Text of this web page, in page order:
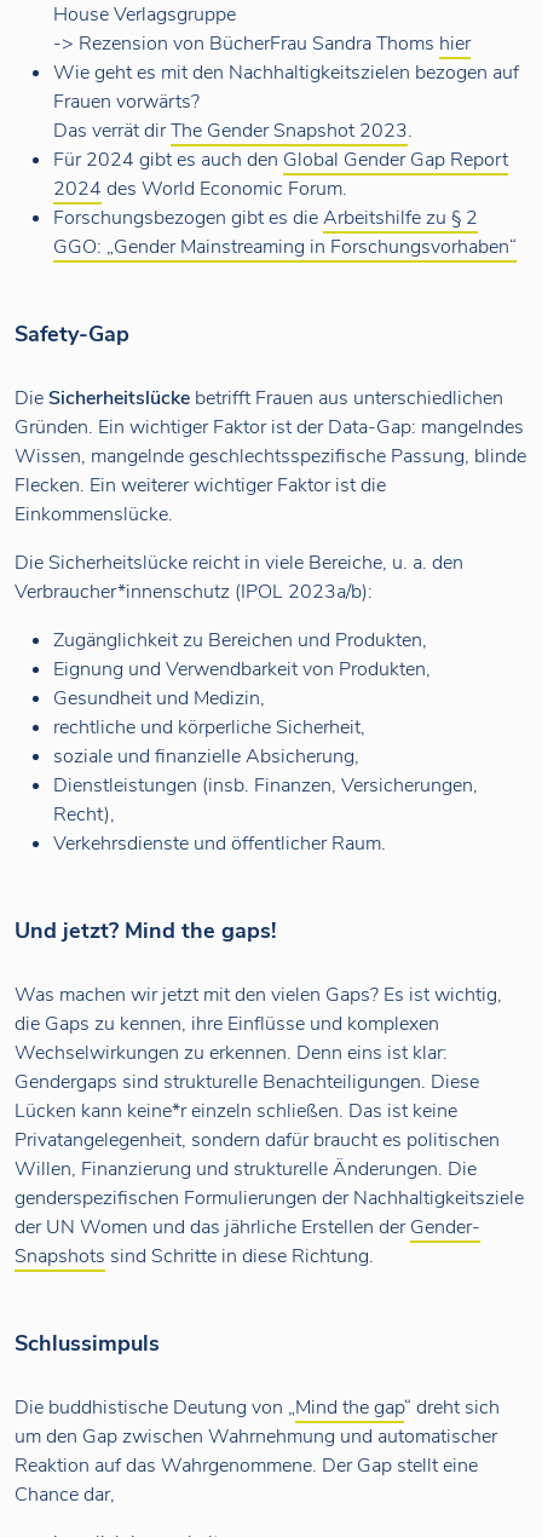
House Verlagsgruppe
-> Rezension von BücherFrau Sandra Thoms hier
Wie geht es mit den Nachhaltigkeitszielen bezogen auf
Frauen vorwärts?
Das verrät dirThe Gender Snapshot 2023.
Für 2024 gibt es auch den Global Gender Gap Report
2024 des World Economic Forum.
Forschungsbezogen gibt es dieArbeitshilfe zu § 2
GGO: „Gender Mainstreaming in Forschungsvorhaben“
Safety-Gap
DieSicherheitslücke betrifft Frauen aus unterschiedlichen
Gründen. Ein wichtiger Faktor ist der Data-Gap: mangelndes
Wissen, mangelnde geschlechtsspezifische Passung, blinde
Flecken. Ein weiterer wichtiger Faktor ist die
Einkommenslücke.
Die Sicherheitslücke reicht in viele Bereiche, u. a. den
Verbraucher*innenschutz (IPOL 2023a/b):
Zugänglichkeit zu Bereichen und Produkten,
Eignung und Verwendbarkeit von Produkten,
Gesundheit und Medizin,
rechtliche und körperliche Sicherheit,
soziale und finanzielle Absicherung,
Dienstleistungen (insb. Finanzen, Versicherungen,
Recht),
Verkehrsdienste und öffentlicher Raum.
Und jetzt? Mind the gaps!
Was machen wir jetzt mit den vielen Gaps? Es ist wichtig,
die Gaps zu kennen, ihre Einflüsse und komplexen
Wechselwirkungen zu erkennen. Denn eins ist klar:
Gendergaps sind strukturelle Benachteiligungen. Diese
Lücken kann keine*r einzeln schließen. Das ist keine
Privatangelegenheit, sondern dafür braucht es politischen
Willen, Finanzierung und strukturelle Änderungen. Die
genderspezifischen Formulierungen der Nachhaltigkeitsziele
der UN Women und das jährliche Erstellen derGender-
Snapshots sind Schritte in diese Richtung.
Schlussimpuls
Die buddhistische Deutung von „Mind the gap“ dreht sich
um den Gap zwischen Wahrnehmung und automatischer
Reaktion auf das Wahrgenommene. Der Gap stellt eine
Chance dar,